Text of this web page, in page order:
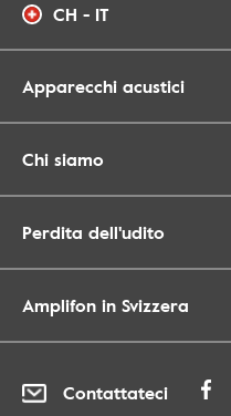
CH - IT
Apparecchi acustici
Chi siamo
Perdita dell'udito
Amplifon in Svizzera
Contattateci